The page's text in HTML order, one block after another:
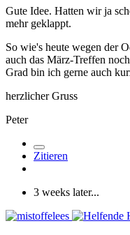
Gute Idee. Hatten wir ja
mehr geklappt.
So wie's heute wegen der
auch das März-Treffen
Grad bin ich gerne auch
herzlicher Gruss
Peter
Zitieren
3 weeks later...